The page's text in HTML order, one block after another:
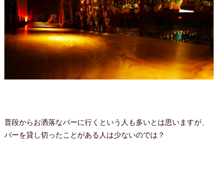
普段からお洒落なバーに行くという人も多いとは思いますが、
バーを貸し切ったことがある人は少ないのでは？